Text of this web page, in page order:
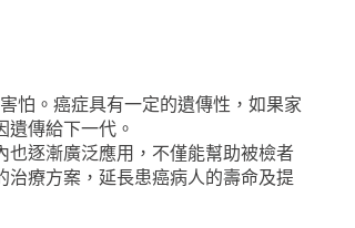
怕。癌症具有一定的遺傳性，如果家
遺傳給下一代。
也逐漸廣泛應用，不僅能幫助被檢者
療方案，延長患癌病人的壽命及提